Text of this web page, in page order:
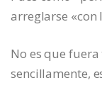
arreglarse «con
No es que
sencillamente,